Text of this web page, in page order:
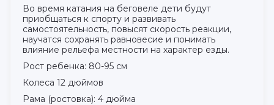
Во время катания на беговеле дети будут
приобщаться к спорту и развивать
самостоятельность, повысят скорость реакции,
научатся сохранять равновесие и понимать
влияние рельефа местности на характер езды.
Рост ребенка: 80-95 см
Колеса 12 дюймов
Рама (ростовка): 4 дюйма